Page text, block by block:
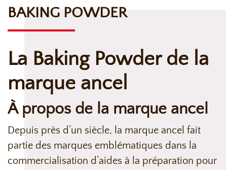
BAKING POWDER
La Baking Powder de la
marque ancel
À propos de la marque ancel
Depuis près d’un siècle, la marque ancel fait
partie des marques emblématiques dans la
commercialisation d’aides à la préparation pour